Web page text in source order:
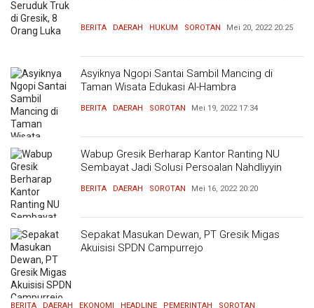
BERITA DAERAH HUKUM SOROTAN Mei 20, 2022 20:25
Asyiknya Ngopi Santai Sambil Mancing di
Taman Wisata Edukasi Al-Hambra
BERITA DAERAH SOROTAN Mei 19, 2022 17:34
Wabup Gresik Berharap Kantor Ranting NU
Sembayat Jadi Solusi Persoalan Nahdliyyin
BERITA DAERAH SOROTAN Mei 16, 2022 20:20
Sepakat Masukan Dewan, PT Gresik Migas
Akuisisi SPDN Campurrejo
BERITA DAERAH EKONOMI HEADLINE PEMERINTAH SOROTAN